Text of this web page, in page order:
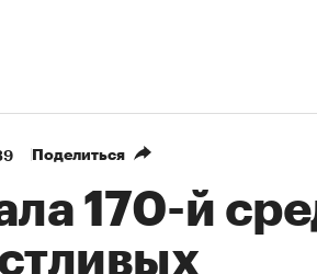
Поделиться
170-й